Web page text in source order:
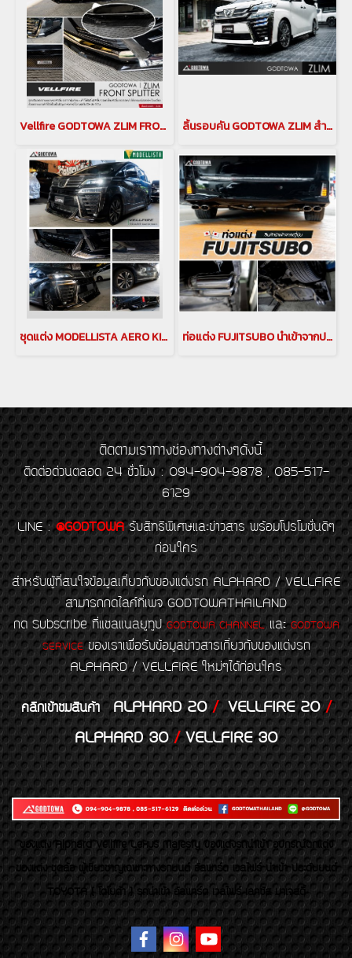
Vellfire GODTOWA ZLIM FRONT SPLITTER ลิ้นหน้ารุ่นใหม่ จากสำนักแต่ง GODTOWA ลิ้นหน้าอัลพาร์ด Vellfire Front Splitter ลิ้นรอบคัน GODTOWA ZLIM สำหรับ VELLFIRE 30 สเกิร์ตรอบคัน สำหรับเวลไฟร์30
ชุดแต่ง MODELLISTA AERO KIT 2018-2023 ชุดแต่งModellista สำหรับรถยนต์ VELLFIRE 2018-2023 ชุดแต่งโมเดลลิสต้า ชุดแต่งmodellista for vellfire ท่อแต่ง FUJITSUBO นำเข้าจากประเทศญี่ปุ่น สำหรับรถยนต์ ALPHARD / VELLFIRE 30 รุ่นปี 2015-2022
ติดตามเราทางช่องทางต่างๆดังนี้
ติดต่อด่วนตลอด 24 ชั่วโมง : 094-904-9878 , 085-517-
6129
LINE : @GODTOWA รับสิทธิพิเศษและข่าวสาร พร้อมโปรโมชั่นดีๆ
ก่อนใคร
สำหรับผู้ที่สนใจข้อมูลเกี่ยวกับของแต่งรถ ALPHARD / VELLFIRE
สามารถกดไลค์ที่เพจ GODTOWATHAILAND
กด Subscribe ที่แชลแนลยูทูป GODTOWA CHANNELและGODTOWA
SERVICEของเราเพื่อรับข้อมูลข่าวสารเกี่ยวกับของแต่งรถ
ALPHARD / VELLFIRE ใหม่ๆได้ก่อนใคร
คลิกเข้าชมสินค้า ALPHARD 20/VELLFIRE 20/
ALPHARD 30/VELLFIRE 30
ของเเต่ง Alphard Vellfire Lexus Majesty ของเเต่งรถนำเข้า อุปกรณ์ตกแต่ง
ของแต่ง ชุดล้อ ผู้เชี่ยวชาญเฉพาะทางรถยนต์ อัลพาร์ด เวลไฟร์ นำเข้า ประดับยนต์
TOYOTA ( โตโยต้า ) รถนำเข้า อัลพาร์ด เวลไฟร์ เลกซัส มาเจสตี้